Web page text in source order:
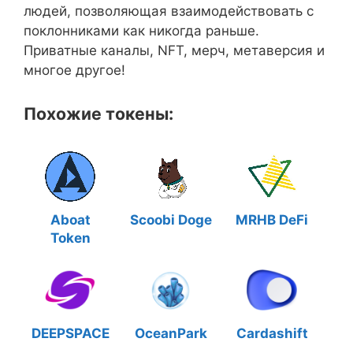
людей, позволяющая взаимодействовать с
поклонниками как никогда раньше.
Приватные каналы, NFT, мерч, метаверсия и
многое другое!
Похожие токены:
Aboat
Token
Scoobi Doge MRHB DeFi
DEEPSPACE OceanPark Cardashift